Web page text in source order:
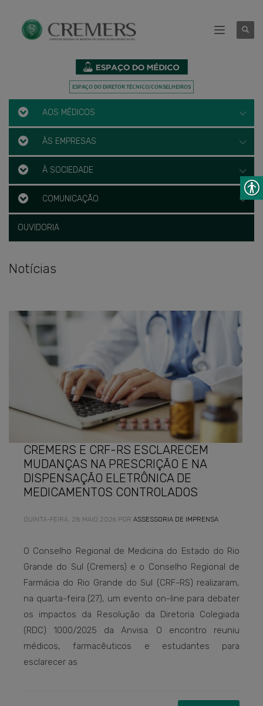
AOS MÉDICOS
ÀS EMPRESAS
À SOCIEDADE
COMUNICAÇÃO
OUVIDORIA
Notícias
CREMERS E CRF-RS ESCLARECEM
MUDANÇAS NA PRESCRIÇÃO E NA
DISPENSAÇÃO ELETRÔNICA DE
MEDICAMENTOS CONTROLADOS
QUINTA-FEIRA, 28 MAIO 2026 POR ASSESSORIA DE IMPRENSA
O Conselho Regional de Medicina do Estado do Rio
Grande do Sul (Cremers) e o Conselho Regional de
Farmácia do Rio Grande do Sul (CRF-RS) realizaram,
na quarta-feira (27), um evento on-line para debater
os impactos da Resolução da Diretoria Colegiada
(RDC) 1000/2025 da Anvisa. O encontro reuniu
médicos, farmacêuticos e estudantes para
esclarecer as